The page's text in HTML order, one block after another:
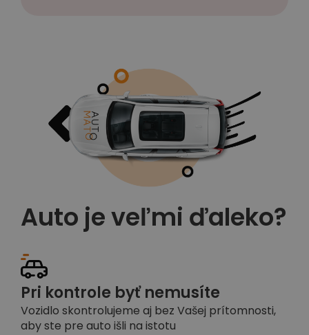
Auto je veľmi ďaleko?
Pri kontrole byť nemusíte
Vozidlo skontrolujeme aj bez Vašej prítomnosti,
aby ste pre auto išli na istotu